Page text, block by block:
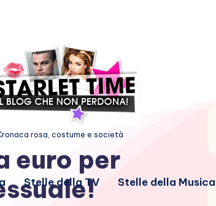
rosa, costume e società
Stelle della TV Stelle della Musica
euro per